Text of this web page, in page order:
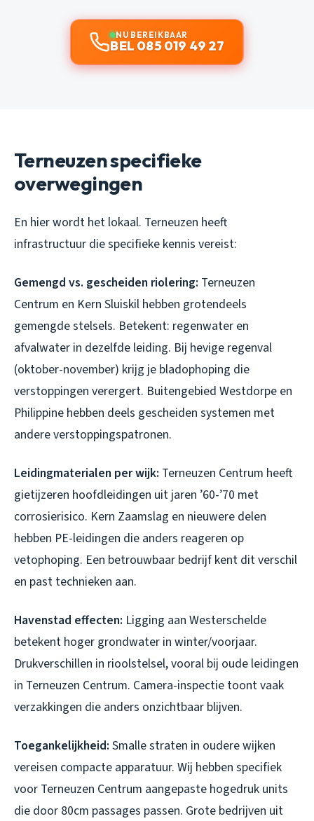
NU BEREIKBAAR
BEL 085 019 49 27
Terneuzen specifieke
overwegingen
En hier wordt het lokaal. Terneuzen heeft
infrastructuur die specifieke kennis vereist:
Gemengd vs. gescheiden riolering: Terneuzen
Centrum en Kern Sluiskil hebben grotendeels
gemengde stelsels. Betekent: regenwater en
afvalwater in dezelfde leiding. Bij hevige regenval
(oktober-november) krijg je bladophoping die
verstoppingen verergert. Buitengebied Westdorpe en
Philippine hebben deels gescheiden systemen met
andere verstoppingspatronen.
Leidingmaterialen per wijk: Terneuzen Centrum heeft
gietijzeren hoofdleidingen uit jaren ’60-’70 met
corrosierisico. Kern Zaamslag en nieuwere delen
hebben PE-leidingen die anders reageren op
vetophoping. Een betrouwbaar bedrijf kent dit verschil
en past technieken aan.
Havenstad effecten: Ligging aan Westerschelde
betekent hoger grondwater in winter/voorjaar.
Drukverschillen in rioolstelsel, vooral bij oude leidingen
in Terneuzen Centrum. Camera-inspectie toont vaak
verzakkingen die anders onzichtbaar blijven.
Toegankelijkheid: Smalle straten in oudere wijken
vereisen compacte apparatuur. Wij hebben specifiek
voor Terneuzen Centrum aangepaste hogedruk units
die door 80cm passages passen. Grote bedrijven uit